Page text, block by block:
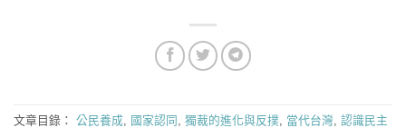
文章目錄： 公民養成 國家認同 獨裁的進化與反撲 當代台灣 認識民主